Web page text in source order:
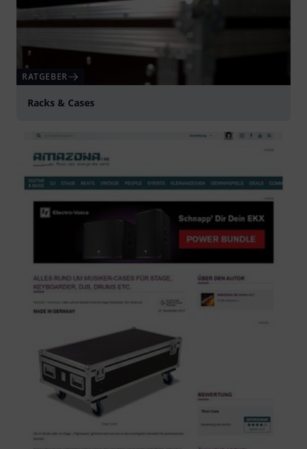
RATGEBER
Racks & Cases